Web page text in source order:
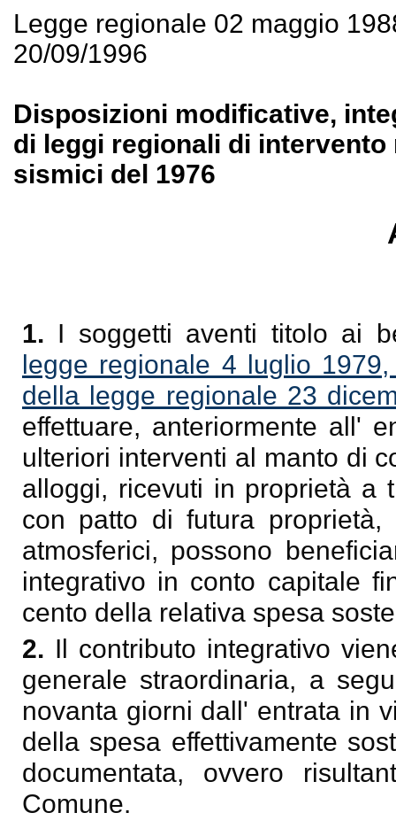
Legge regionale 02 maggio
20/09/1996
Disposizioni modificative,
di leggi regionali di
sismici del 1976
1. I soggetti aventi titolo ai
legge regionale 4 luglio
della legge regionale 23
effettuare, anteriormente all'
ulteriori interventi al manto di
alloggi, ricevuti in proprietà a
con patto di futura
atmosferici, possono
integrativo in conto capitale
cento della relativa spesa
2. Il contributo integrativo
generale straordinaria, a
novanta giorni dall' entrata in
della spesa effettivamente
documentata, ovvero
Comune.